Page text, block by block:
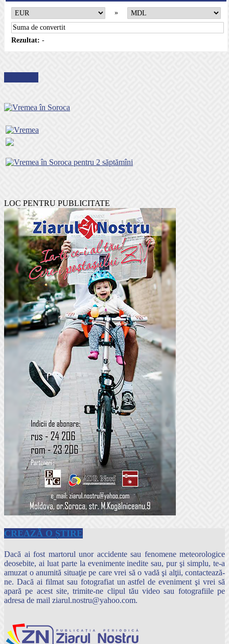
»
Rezultat: -
LOC PENTRU PUBLICITATE
CREAZĂ O ȘTIRE
Dacă ai fost martorul unor accidente sau fenomene meteorologice
deosebite, ai luat parte la evenimente inedite sau, pur şi simplu, te-a
amuzat o anumită situaţie pe care vrei să o vadă şi alţii, contactează-
ne. Dacă ai filmat sau fotografiat un astfel de eveniment şi vrei să
apară pe acest site, trimite-ne clipul tău video sau fotografiile pe
adresa de mail ziarul.nostru@yahoo.com.